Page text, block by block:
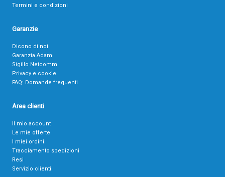
Termini e condizioni
Garanzie
Dicono di noi
Garanzia Adam
Sigillo Netcomm
Privacy e cookie
FAQ: Domande frequenti
Area clienti
Il mio account
Le mie offerte
I miei ordini
Tracciamento spedizioni
Resi
Servizio clienti